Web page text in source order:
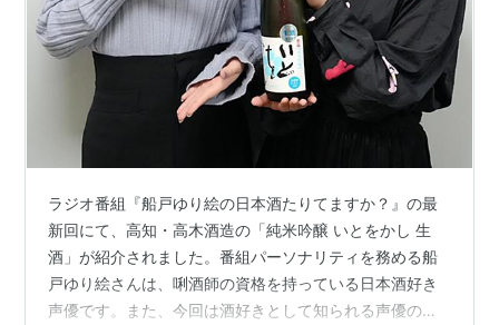
ラジオ番組『船戸ゆり絵の日本酒たりてますか？』の最
新回にて、高知・高木酒造の「純米吟醸 いとをかし 生
酒」が紹介されました。番組パーソナリティを務める船
戸ゆり絵さんは、唎酒師の資格を持っている日本酒好き
声優です。また、今回は酒好きとして知られる声優の前